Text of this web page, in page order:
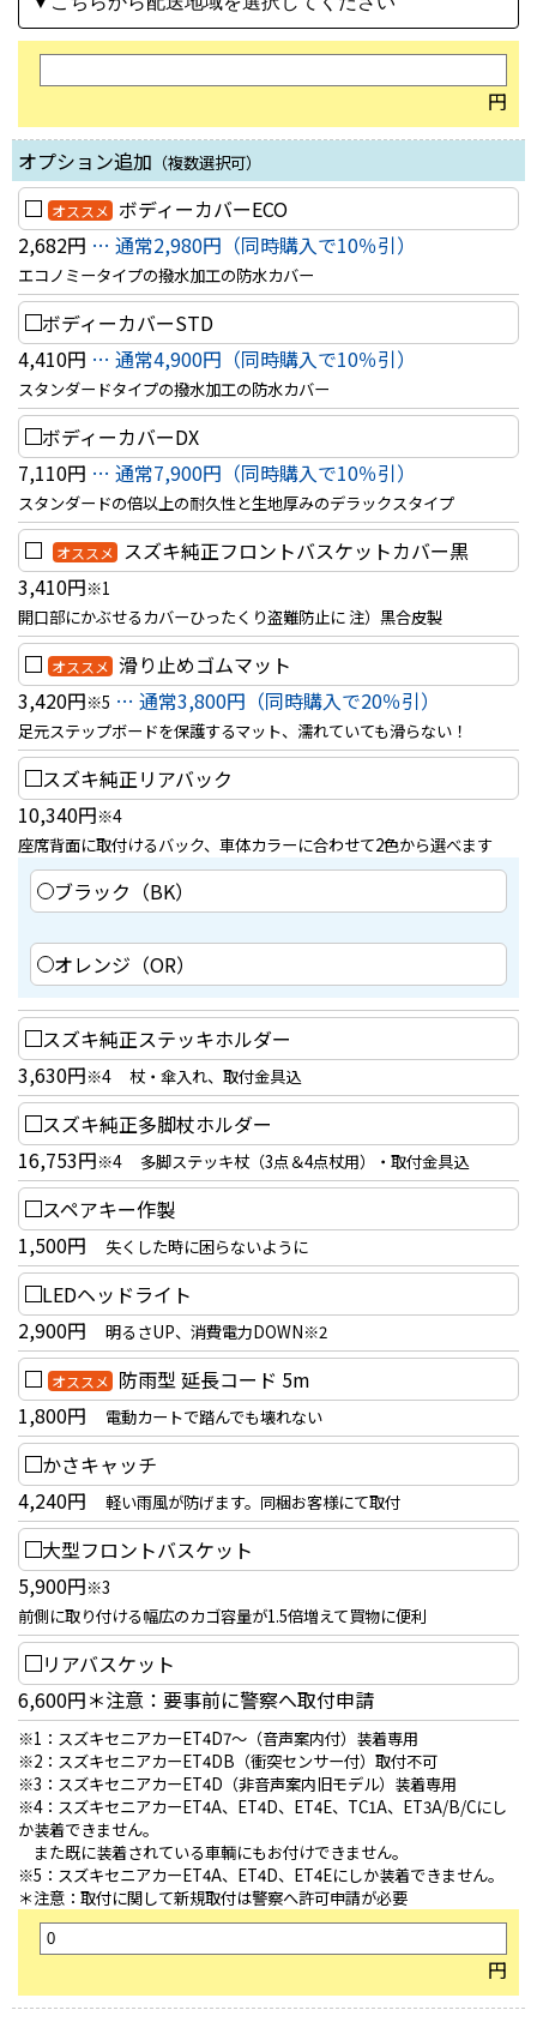
円
オプション追加 （複数選択可）
オススメ ボディーカバーECO
2,682円 … 通常2,980円（同時購入で10％引）
エコノミータイプの撥水加工の防水カバー
ボディーカバーSTD
4,410円 … 通常4,900円（同時購入で10％引）
スタンダードタイプの撥水加工の防水カバー
ボディーカバーDX
7,110円 … 通常7,900円（同時購入で10％引）
スタンダードの倍以上の耐久性と生地厚みのデラックスタイプ
オススメ スズキ純正フロントバスケットカバー黒
3,410円※1
開口部にかぶせるカバーひったくり盗難防止に 注）黒合皮製
オススメ 滑り止めゴムマット
3,420円※5 … 通常3,800円（同時購入で20％引）
足元ステップボードを保護するマット、濡れていても滑らない！
スズキ純正リアバック
10,340円※4
座席背面に取付けるバック、車体カラーに合わせて2色から選べます
ブラック（BK）
オレンジ（OR）
スズキ純正ステッキホルダー
3,630円※4 杖・傘入れ、取付金具込
スズキ純正多脚杖ホルダー
16,753円※4 多脚ステッキ杖（3点＆4点杖用）・取付金具込
スペアキー作製
1,500円
失くした時に困らないように
LEDヘッドライト
2,900円
明るさUP、消費電力DOWN※2
オススメ 防雨型 延長コード 5m
1,800円
電動カートで踏んでも壊れない
かさキャッチ
4,240円
軽い雨風が防げます。同梱お客様にて取付
大型フロントバスケット
5,900円※3
前側に取り付ける幅広のカゴ容量が1.5倍増えて買物に便利
リアバスケット
6,600円＊注意：要事前に警察へ取付申請
※1：スズキセニアカーET4D7～（音声案内付）装着専用
※2：スズキセニアカーET4DB（衝突センサー付）取付不可
※3：スズキセニアカーET4D（非音声案内旧モデル）装着専用
※4：スズキセニアカーET4A、ET4D、ET4E、TC1A、ET3A/B/Cにし
か装着できません。
また既に装着されている車輌にもお付けできません。
※5：スズキセニアカーET4A、ET4D、ET4Eにしか装着できません。
＊注意：取付に関して新規取付は警察へ許可申請が必要
円